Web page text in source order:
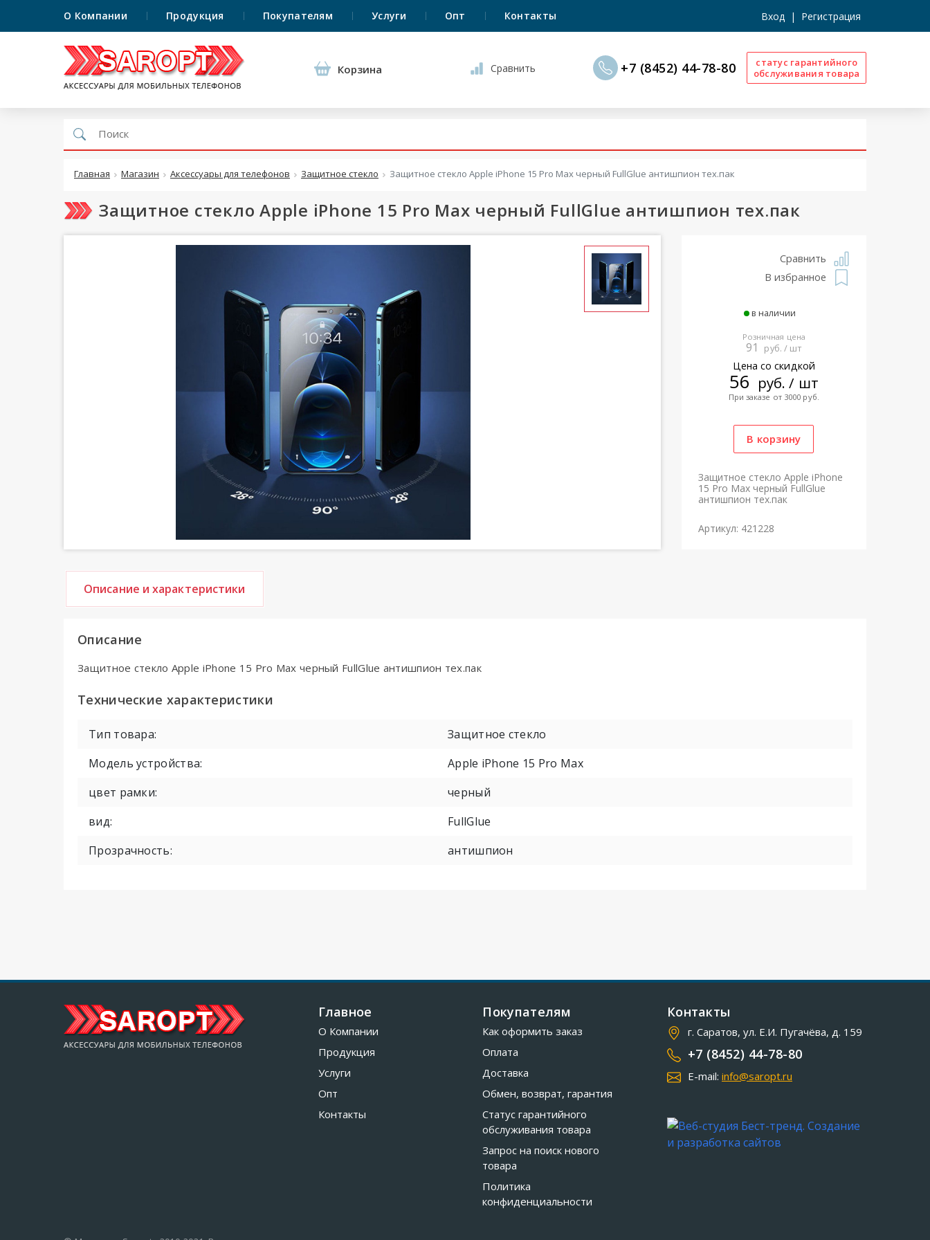
О Компании Продукция Покупателям Услуги Опт Контакты Вход | Регистрация
Корзина Сравнить +7 (8452) 44-78-80
статус гарантийного
обслуживания товара
Главная Магазин Аксессуары для телефонов Защитное стекло Защитное стекло Apple iPhone 15 Pro Max черный FullGlue антишпион тех.пак
Защитное стекло Apple iPhone 15 Pro Max черный FullGlue антишпион тех.пак
Сравнить
В избранное
в наличии
Розничная цена
91 руб. / шт
Цена со скидкой
56 руб. / шт
При заказе от 3000 руб.
Защитное стекло Apple iPhone
15 Pro Max черный FullGlue
антишпион тех.пак
Артикул: 421228
Описание и характеристики
Описание
Защитное стекло Apple iPhone 15 Pro Max черный FullGlue антишпион тех.пак
Технические характеристики
Тип товара:
Защитное стекло
Модель устройства:
Apple iPhone 15 Pro Max
цвет рамки:
черный
вид:
FullGlue
Прозрачность:
антишпион
Главное
О Компании
Продукция
Услуги
Опт
Контакты
Покупателям
Как оформить заказ
Оплата
Доставка
Обмен, возврат, гарантия
Статус гарантийного
обслуживания товара
Запрос на поиск нового
товара
Политика
конфиденциальности
Контакты
г. Саратов, ул. Е.И. Пугачёва, д. 159
+7 (8452) 44-78-80
E-mail: info@saropt.ru